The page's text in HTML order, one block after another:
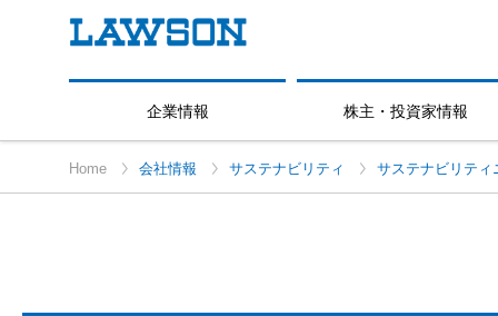
企業情報 株主・投資家情報
Home 会社情報 サステナビリティ サステナビリティ